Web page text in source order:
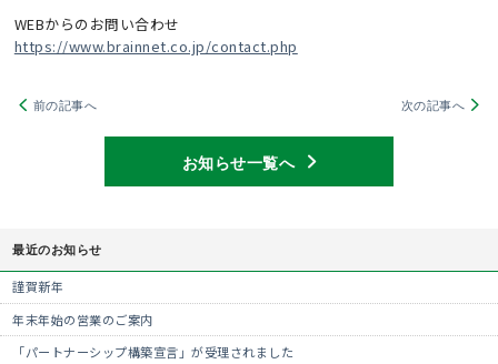
WEBからのお問い合わせ
https://www.brainnet.co.jp/contact.php
前の記事へ 次の記事へ
お知らせ一覧へ
最近のお知らせ
謹賀新年
年末年始の営業のご案内
「パートナーシップ構築宣言」が受理されました